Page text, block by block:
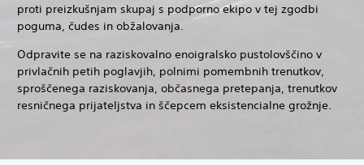
proti preizkušnjam skupaj s podporno ekipo v tej zgodbi
poguma, čudes in obžalovanja.
Odpravite se na raziskovalno enoigralsko pustolovščino v
privlačnih petih poglavjih, polnimi pomembnih trenutkov,
sproščenega raziskovanja, občasnega pretepanja, trenutkov
resničnega prijateljstva in ščepcem eksistencialne grožnje.